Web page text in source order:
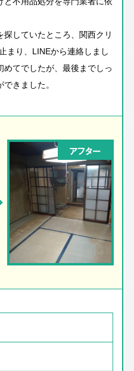
していたところ、関西クリ
まり、LINEから連絡しまし
てでしたが、最後までしっ
きました。
アフター